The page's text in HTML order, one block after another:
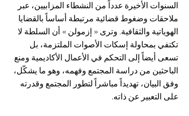
السنوات الأخيرة عدداً من النشطاء المزابيين، عبر
ملاحقات وضغوط قضائية مرتبطة أساساً بالقضايا
الهوياتية والثقافية. وترى « إزمولن » أن السلطة لا
تكتفي بمحاولة إسكات الأصوات الملتزمة، بل
تسعى أيضاً إلى التحكم في الأعمال الأكاديمية ومنع
الباحثين من دراسة المجتمع وفهمه، وهو ما يشكّل،
وفق البيان، تهديداً مباشراً لتطور المجتمع وقدرته
على التعبير عن ذاته.